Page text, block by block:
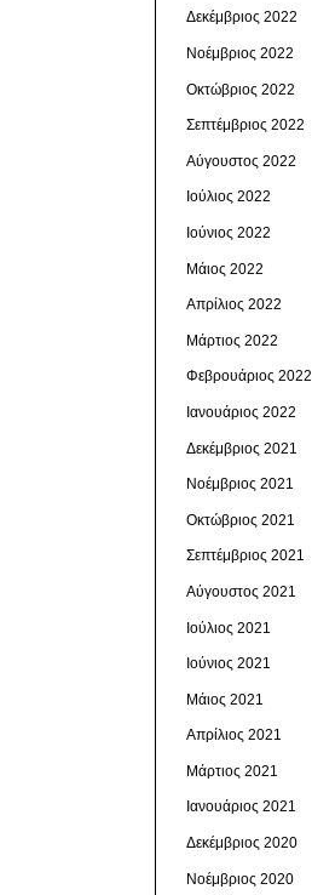
Δεκέμβριος 2022
Νοέμβριος 2022
Οκτώβριος 2022
Σεπτέμβριος 2022
Αύγουστος 2022
Ιούλιος 2022
Ιούνιος 2022
Μάιος 2022
Απρίλιος 2022
Μάρτιος 2022
Φεβρουάριος 2022
Ιανουάριος 2022
Δεκέμβριος 2021
Νοέμβριος 2021
Οκτώβριος 2021
Σεπτέμβριος 2021
Αύγουστος 2021
Ιούλιος 2021
Ιούνιος 2021
Μάιος 2021
Απρίλιος 2021
Μάρτιος 2021
Ιανουάριος 2021
Δεκέμβριος 2020
Νοέμβριος 2020